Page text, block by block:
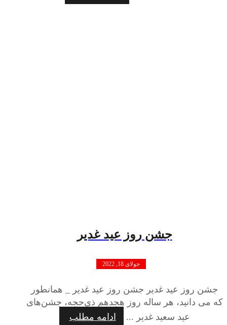
جشن روز عید غدیر
جولای 18, 2022
جشن روز عید غدیر جشن روز عید غدیر _ همانطور
که می دانید، هر ساله روز هجدهم ذی‌حجه، جشن‌های
عید سعید غدیر ...
ادامه مطلب